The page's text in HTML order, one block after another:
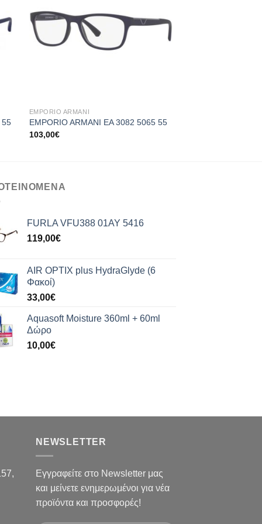
55
EMPORIO ARMANI
EMPORIO ARMANI EA 3082 5065 55
103,00€
FURLA VFU388 01AY 5416
119,00€
AIR OPTIX plus HydraGlyde (6
Φακοί)
33,00€
Aquasoft Moisture 360ml + 60ml
Δώρο
10,00€
NEWSLETTER
Εγγραφείτε στο Newsletter μας
και μείνετε ενημερωμένοι για νέα
προϊόντα και προσφορές!